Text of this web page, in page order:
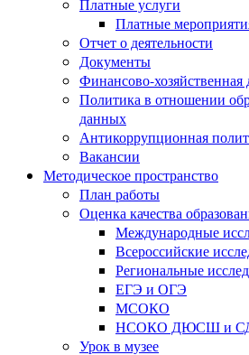
Платные услуги
Платные
Отчет о деятельности
Документы
Финансово-хозяйственная
Политика в отношении
данных
Антикоррупционная
Вакансии
Методическое пространство
План работы
Оценка качества
Международные
Всероссийские
Региональные
ЕГЭ и ОГЭ
МСОКО
НСОКО ДЮСШ и
Урок в музее